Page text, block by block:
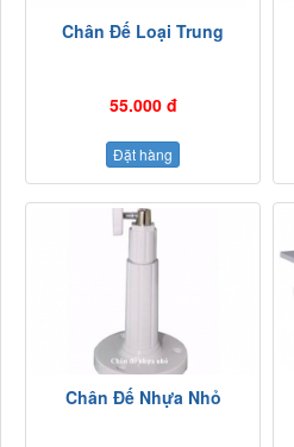
Chân Đế Loại Trung
55.000 đ
Đặt hàng
Chân Đế Nhựa Nhỏ